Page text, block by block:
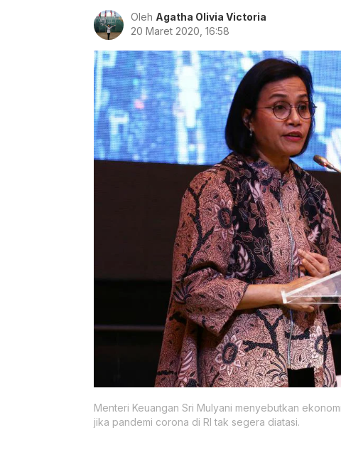
Oleh Agatha Olivia Victoria
20 Maret 2020, 16:58
Menteri Keuangan Sri Mulyani menyebutkan
jika pandemi corona di RI tak segera diatasi.